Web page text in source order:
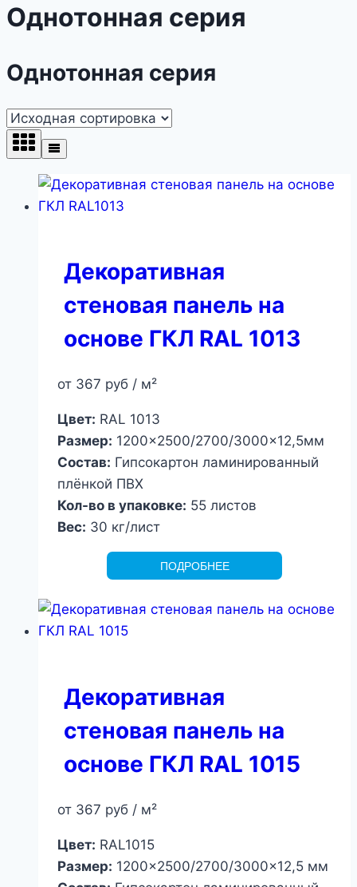
Однотонная серия
Однотонная серия
Декоративная
стеновая панель на
основе ГКЛ RAL 1013
от 367 руб / м²
Цвет: RAL 1013
Размер: 1200×2500/2700/3000×12,5мм
Состав: Гипсокартон ламинированный
плёнкой ПВХ
Кол-во в упаковке: 55 листов
Вес: 30 кг/лист
ПОДРОБНЕЕ
Декоративная
стеновая панель на
основе ГКЛ RAL 1015
от 367 руб / м²
Цвет: RAL1015
Размер: 1200×2500/2700/3000×12,5 мм